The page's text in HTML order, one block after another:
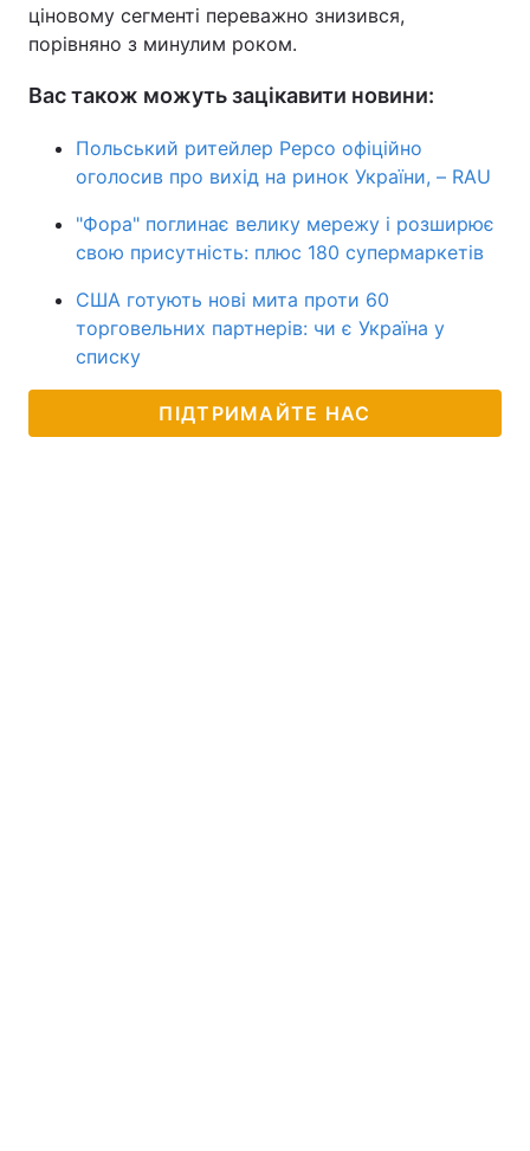
ціновому сегменті переважно знизився,
порівняно з минулим роком.
Вас також можуть зацікавити новини:
Польський ритейлер Pepco офіційно
оголосив про вихід на ринок України, – RAU
"Фора" поглинає велику мережу і розширює
свою присутність: плюс 180 супермаркетів
США готують нові мита проти 60
торговельних партнерів: чи є Україна у
списку
ПІДТРИМАЙТЕ НАС